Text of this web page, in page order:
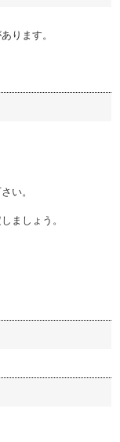
ります。
い。
ましょう。